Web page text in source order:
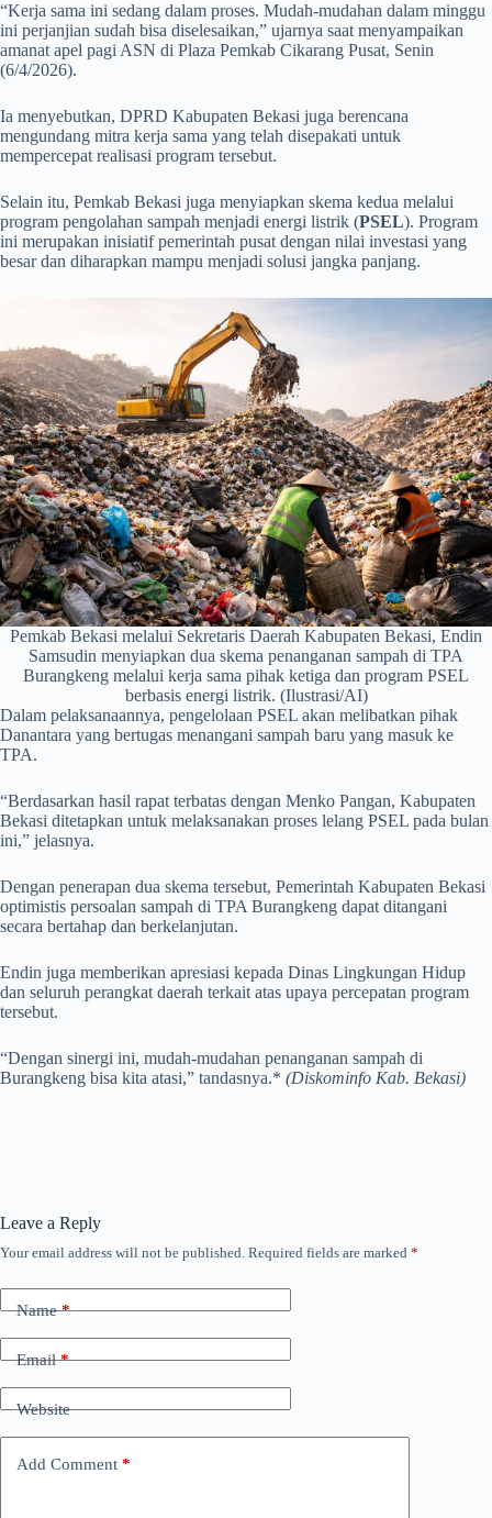
“Kerja sama ini sedang dalam proses. Mudah-mudahan dalam minggu
ini perjanjian sudah bisa diselesaikan,” ujarnya saat menyampaikan
amanat apel pagi ASN di Plaza Pemkab Cikarang Pusat, Senin
(6/4/2026).
Ia menyebutkan, DPRD Kabupaten Bekasi juga berencana
mengundang mitra kerja sama yang telah disepakati untuk
mempercepat realisasi program tersebut.
Selain itu, Pemkab Bekasi juga menyiapkan skema kedua melalui
program pengolahan sampah menjadi energi listrik (PSEL). Program
ini merupakan inisiatif pemerintah pusat dengan nilai investasi yang
besar dan diharapkan mampu menjadi solusi jangka panjang.
Pemkab Bekasi melalui Sekretaris Daerah Kabupaten Bekasi, Endin
Samsudin menyiapkan dua skema penanganan sampah di TPA
Burangkeng melalui kerja sama pihak ketiga dan program PSEL
berbasis energi listrik. (Ilustrasi/AI)
Dalam pelaksanaannya, pengelolaan PSEL akan melibatkan pihak
Danantara yang bertugas menangani sampah baru yang masuk ke
TPA.
“Berdasarkan hasil rapat terbatas dengan Menko Pangan, Kabupaten
Bekasi ditetapkan untuk melaksanakan proses lelang PSEL pada bulan
ini,” jelasnya.
Dengan penerapan dua skema tersebut, Pemerintah Kabupaten Bekasi
optimistis persoalan sampah di TPA Burangkeng dapat ditangani
secara bertahap dan berkelanjutan.
Endin juga memberikan apresiasi kepada Dinas Lingkungan Hidup
dan seluruh perangkat daerah terkait atas upaya percepatan program
tersebut.
“Dengan sinergi ini, mudah-mudahan penanganan sampah di
Burangkeng bisa kita atasi,” tandasnya.* (Diskominfo Kab. Bekasi)
Leave a Reply
Your email address will not be published. Required fields are marked *
Name*
Email*
Website
Add Comment *